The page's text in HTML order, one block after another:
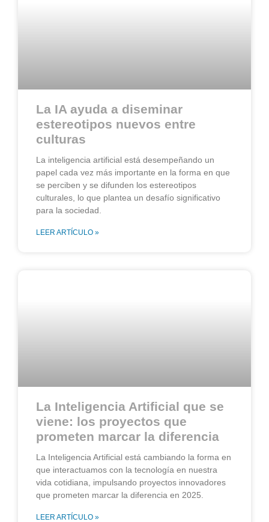
La IA ayuda a diseminar
estereotipos nuevos entre
culturas
La inteligencia artificial está desempeñando un
papel cada vez más importante en la forma en que
se perciben y se difunden los estereotipos
culturales, lo que plantea un desafío significativo
para la sociedad.
LEER ARTÍCULO »
La Inteligencia Artificial que se
viene: los proyectos que
prometen marcar la diferencia
La Inteligencia Artificial está cambiando la forma en
que interactuamos con la tecnología en nuestra
vida cotidiana, impulsando proyectos innovadores
que prometen marcar la diferencia en 2025.
LEER ARTÍCULO »